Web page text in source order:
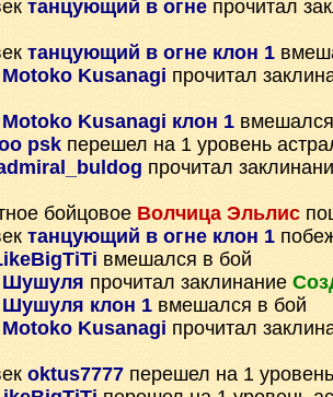
танцующий в огне прочитал
танцующий в огне клон 1
Motoko Kusanagi прочитал
Motoko Kusanagi клон 1
psk перешел на 1 уровень
прочитал
бойцовое Волчица Эльлис
танцующий в огне клон 1
вмешался в бой
Шушуля прочитал заклинание
Шушуля клон 1 вмешался в бой
Motoko Kusanagi прочитал
oktus7777 перешел на 1